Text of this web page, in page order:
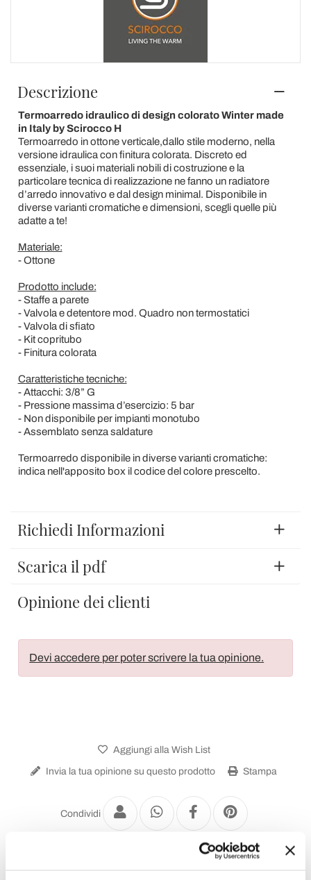
Descrizione
Termoarredo idraulico di design colorato Winter made
in Italy by Scirocco H
Termoarredo in ottone verticale,dallo stile moderno, nella
versione idraulica con finitura colorata. Discreto ed
essenziale, i suoi materiali nobili di costruzione e la
particolare tecnica di realizzazione ne fanno un radiatore
d’arredo innovativo e dal design minimal. Disponibile in
diverse varianti cromatiche e dimensioni, scegli quelle più
adatte a te!
Materiale:
- Ottone
Prodotto include:
- Staffe a parete
- Valvola e detentore mod. Quadro non termostatici
- Valvola di sfiato
- Kit copritubo
- Finitura colorata
Caratteristiche tecniche:
- Attacchi: 3/8” G
- Pressione massima d’esercizio: 5 bar
- Non disponibile per impianti monotubo
- Assemblato senza saldature
Termoarredo disponibile in diverse varianti cromatiche:
indica nell'apposito box il codice del colore prescelto.
Richiedi Informazioni
Scarica il pdf
Opinione dei clienti
Devi accedere per poter scrivere la tua opinione.
Aggiungi alla Wish List
Invia la tua opinione su questo prodotto Stampa
Condividi